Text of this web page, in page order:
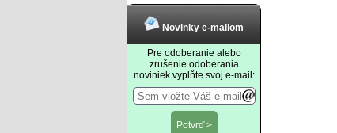
Novinky e-mailom
Pre odoberanie alebo
zrušenie odoberania
noviniek vyplňte svoj e-mail: